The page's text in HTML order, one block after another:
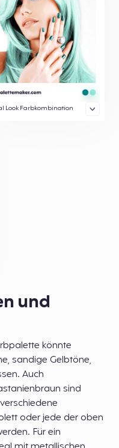
Look Farbkombination
und
könnte
sandige Gelbtöne,
Auch
sind
oder jede der oben
Für ein